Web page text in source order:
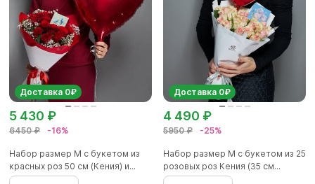
Доставка 0₽
6450 ₽ -16%
5 430 ₽
Набор размер М с букетом из
красных роз 50 см (Кения) и...
Доставка 0₽
5950 ₽ -25%
4 490 ₽
Набор размер М с букетом из 25
розовых роз Кения (35 см...